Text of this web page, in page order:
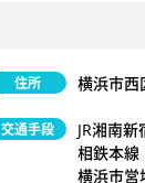
住所 横浜市西
交通手段
JR湘南
相鉄本
横浜市